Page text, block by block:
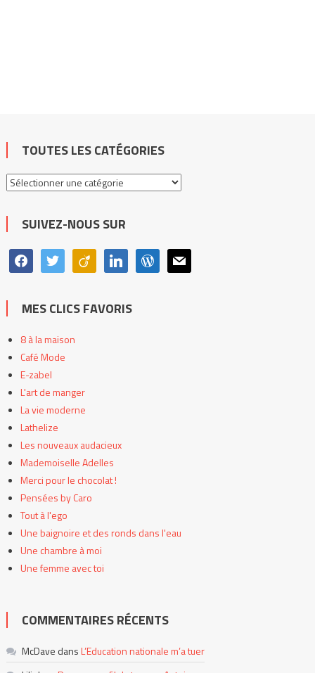
TOUTES LES CATÉGORIES
Toutes
catégories
SUIVEZ-NOUS SUR
facebooktwitter viadeo linkedin wordpress
mail
MES CLICS FAVORIS
8 à la maison
Café Mode
E-zabel
L'art de manger
La vie moderne
Lathelize
Les nouveaux audacieux
Mademoiselle Adelles
Merci pour le chocolat !
Pensées by Caro
Tout à l'ego
Une baignoire et des ronds dans l'eau
Une chambre à moi
Une femme avec toi
COMMENTAIRES RÉCENTS
McDave dansL’Education nationale m’a tuer